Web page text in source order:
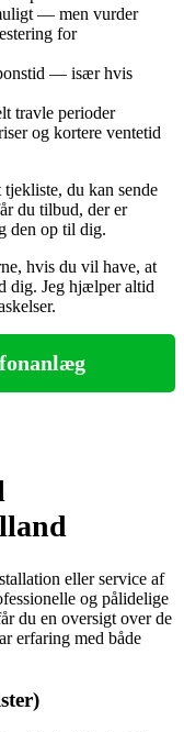
— men vurder
for
— især hvis
travle perioder
og kortere ventetid
du kan sende
du tilbud, der er
den op til dig.
hvis du vil have, at
dig. Jeg hjælper altid
eller service af
og pålidelige
du en oversigt over de
erfaring med både